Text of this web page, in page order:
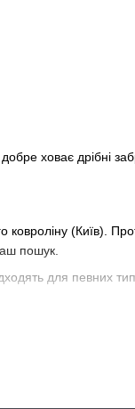
ховає дрібні
(Київ).
пошук.
для певних